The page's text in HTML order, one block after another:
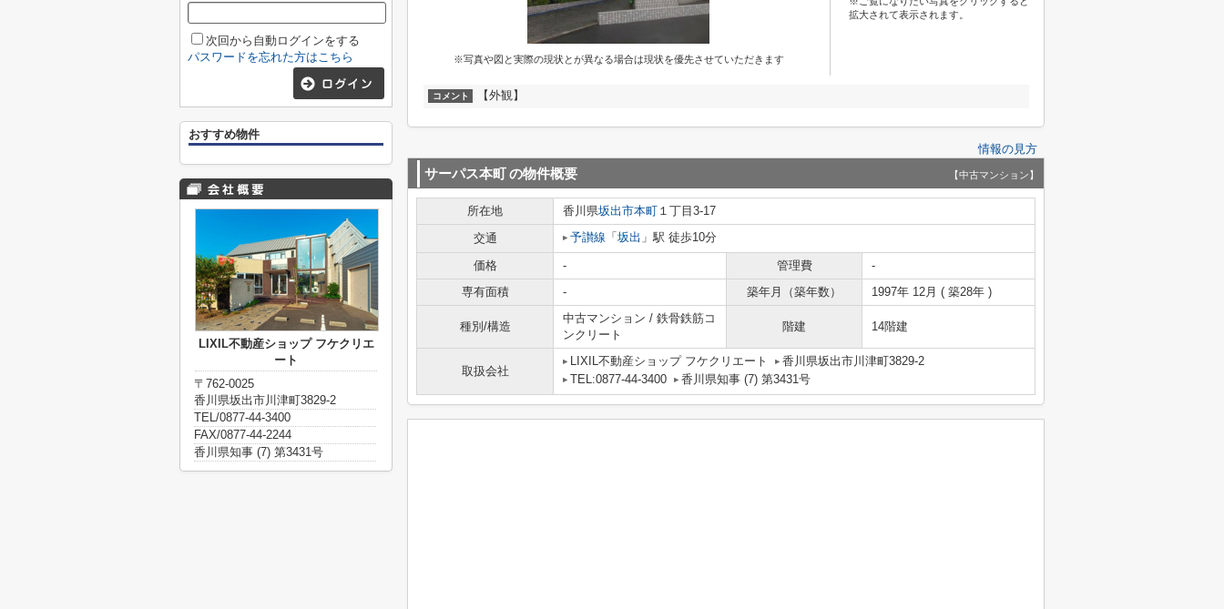
※写真や図と実際の現状とが異なる場合は現状を優先させていただきます
拡大されて表示されます。
コメント 【外観】
情報の見方
サーパス本町の物件概要 【中古マンション】
所在地 香川県坂出市本町 １丁目3-17
交通
予讃線 「 坂出 」駅 徒歩10分
価格 - 管理費
-
専有面積
- 築年月（築年数） 1997年 12月 ( 築28年 )
種別/構造
中古マンション / 鉄骨鉄筋コ
ンクリート
階建 14階建
取扱会社
LIXIL不動産ショップ フケクリエート
香川県坂出市川津町3829-2
TEL:0877-44-3400
香川県知事 (7) 第3431号
次回から自動ログインをする
パスワードを忘れた方はこちら
おすすめ物件
LIXIL不動産ショップ フケクリエ
ート
〒762-0025
香川県坂出市川津町3829-2
TEL/0877-44-3400
FAX/0877-44-2244
香川県知事 (7) 第3431号